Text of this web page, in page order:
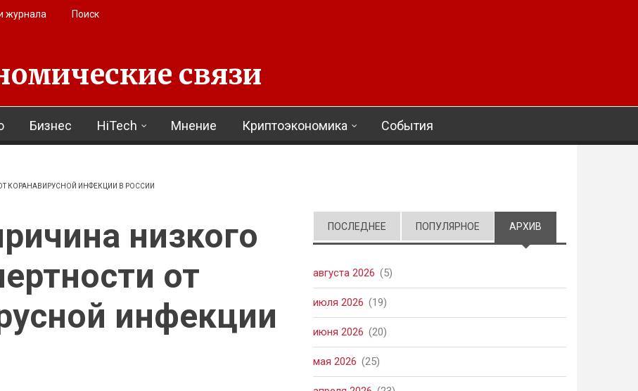
журнала Поиск
связи
Бизнес HiTech Мнение Криптоэкономика События
КОРАНАВИРУСНОЙ ИНФЕКЦИИ В РОССИИ
низкого
от
инфекции
ПОСЛЕДНЕЕ ПОПУЛЯРНОЕ АРХИВ
августа 2026 (5)
июля 2026 (19)
июня 2026 (20)
мая 2026 (25)